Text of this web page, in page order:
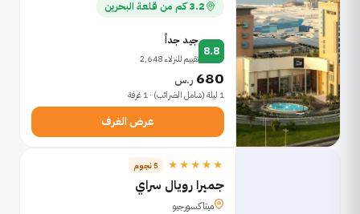
3.2 كم من قلعة البحرين
8.8
جيد جداً
تقييم للنزلاء 2,648
680 ر.س
1 ليلة (شامل الضرائب) · 1 غرفة
عرض الغرف
★★★★★ 5 نجوم
جميرا رويال سراي
ميتاكسورجيو